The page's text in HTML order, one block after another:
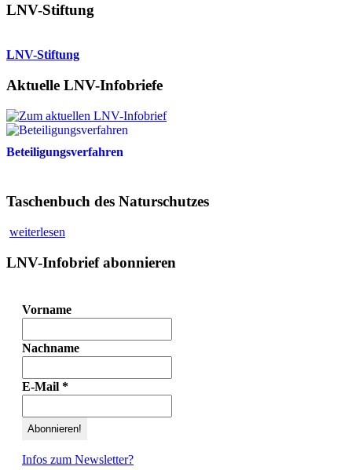
LNV-Stiftung
LNV-Stiftung
Aktuelle LNV-Infobriefe
Beteiligungsverfahren
Taschenbuch des Naturschutzes
weiterlesen
LNV-Infobrief abonnieren
Vorname
Nachname
E-Mail *
Infos zum Newsletter?